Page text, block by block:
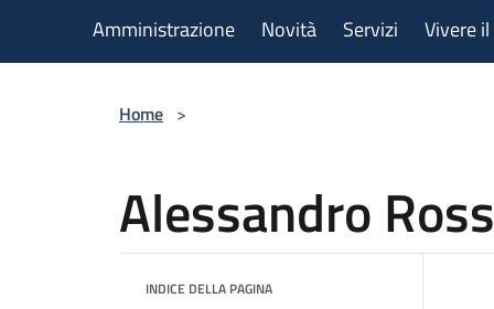
Amministrazione Novità Servizi Vivere
Home >
Alessandro
INDICE DELLA PAGINA